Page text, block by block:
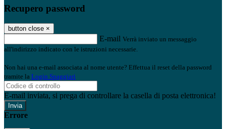
Recupero password
button close ×
E-mail Verrà inviato un messaggio
all'indirizzo indicato con le istruzioni necessarie.
Non hai una e-mail associata al nome utente? Effettua il reset della password
tramite la Login Spaggiari
E-mail inviata, si prega di controllare la casella di posta elettronica!
Errore